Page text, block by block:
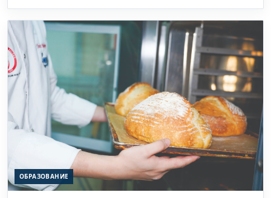
ОБРАЗОВАНИЕ